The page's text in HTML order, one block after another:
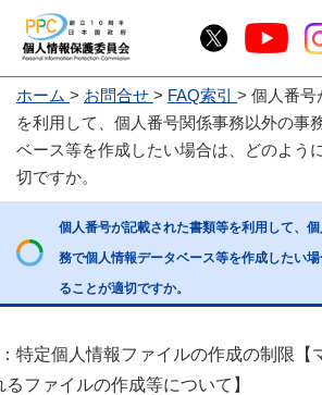
ホーム お問合せ FAQ索引
個人番号
を利用して、個人番号関係事務以外の事
ベース等を作成したい場合は、どのよう
切ですか。
個人番号が記載された書類等を利用して、
務で個人情報データベース等を作成したい
ることが適切ですか。
特定個人情報ファイルの作成の制限【
るファイルの作成等について】